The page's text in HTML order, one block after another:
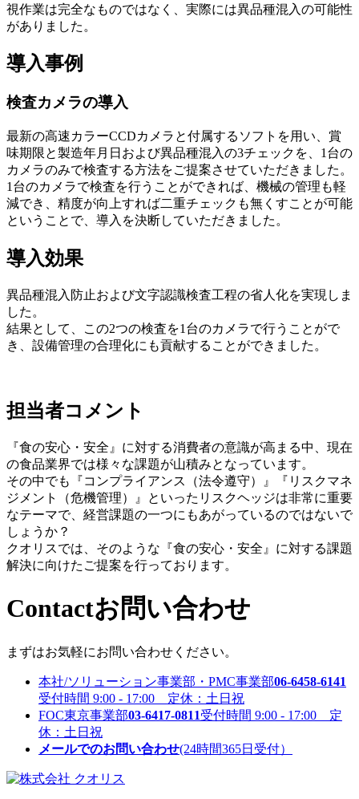
視作業は完全なものではなく、実際には異品種混入の可能性
がありました。
導入事例
検査カメラの導入
最新の高速カラーCCDカメラと付属するソフトを用い、賞
味期限と製造年月日および異品種混入の3チェックを、1台の
カメラのみで検査する方法をご提案させていただきました。
1台のカメラで検査を行うことができれば、機械の管理も軽
減でき、精度が向上すれば二重チェックも無くすことが可能
ということで、導入を決断していただきました。
導入効果
異品種混入防止および文字認識検査工程の省人化を実現しま
した。
結果として、この2つの検査を1台のカメラで行うことがで
き、設備管理の合理化にも貢献することができました。
担当者コメント
『食の安心・安全』に対する消費者の意識が高まる中、現在
の食品業界では様々な課題が山積みとなっています。
その中でも『コンプライアンス（法令遵守）』『リスクマネ
ジメント（危機管理）』といったリスクヘッジは非常に重要
なテーマで、経営課題の一つにもあがっているのではないで
しょうか？
クオリスでは、そのような『食の安心・安全』に対する課題
解決に向けたご提案を行っております。
Contactお問い合わせ
まずはお気軽にお問い合わせください。
本社/ソリューション事業部・PMC事業部06-6458-6141
受付時間 9:00 - 17:00 定休：土日祝
FOC東京事業部03-6417-0811受付時間 9:00 - 17:00 定
休：土日祝
メールでのお問い合わせ(24時間365日受付）